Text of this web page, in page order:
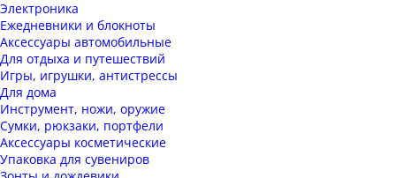
Электроника
Ежедневники и блокноты
Аксессуары автомобильные
Для отдыха и путешествий
Игры, игрушки, антистрессы
Для дома
Инструмент, ножи, оружие
Сумки, рюкзаки, портфели
Аксессуары косметические
Упаковка для сувениров